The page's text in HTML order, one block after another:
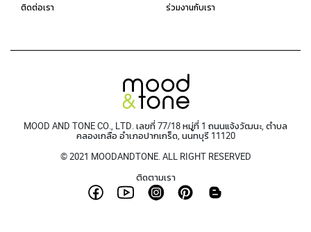
ติดต่อเรา
ร่วมงานกับเรา
MOOD AND TONE CO., LTD. เลขที่ 77/18 หมู่ที่ 1 ถนนแจ้งวัฒนะ, ตำบล
คลองเกลือ อำเภอปากเกร็ด, นนทบุรี 11120
© 2021 MOODANDTONE. ALL RIGHT RESERVED
ติดตามเรา